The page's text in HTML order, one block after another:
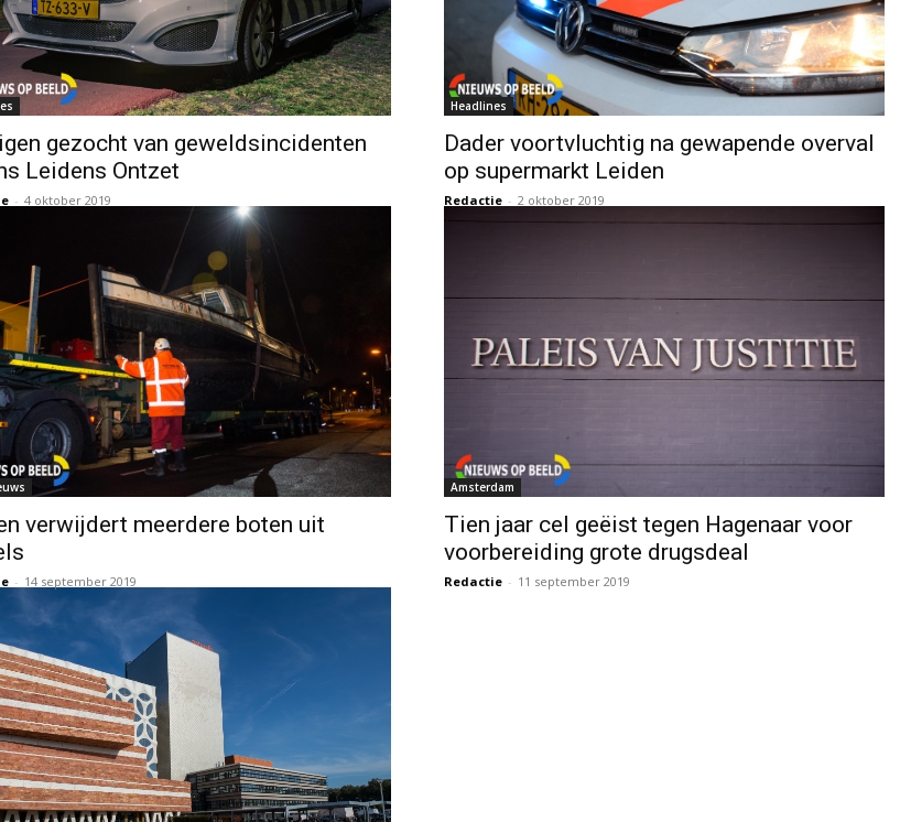
gezocht van geweldsincidenten
Leidens Ontzet
- 4 oktober 2019
Headlines
Dader voortvluchtig na gewapende overval
op supermarkt Leiden
Redactie - 2 oktober 2019
verwijdert meerdere boten uit
- 14 september 2019
Amsterdam
Tien jaar cel geëist tegen Hagenaar voor
voorbereiding grote drugsdeal
Redactie - 11 september 2019